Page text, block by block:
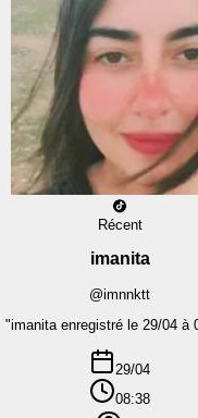
Récent
imanita
@imnnktt
"imanita enregistré le 29/04 à
29/04
08:38